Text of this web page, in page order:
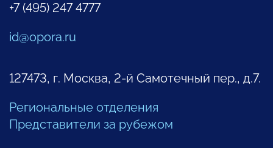
+7 (495) 247 4777
id@opora.ru
127473, г. Москва, 2-й Самотечный пер., д.7.
Региональные отделения
Представители за рубежом